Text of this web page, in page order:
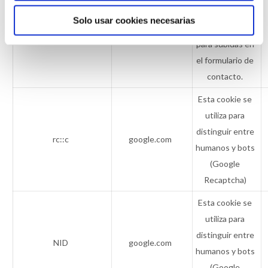
Solo usar cookies necesarias
para subidas en
el formulario de
contacto.
rc::c google.com
Esta cookie se
utiliza para
distinguir entre
humanos y bots
(Google
Recaptcha)
NID google.com
Esta cookie se
utiliza para
distinguir entre
humanos y bots